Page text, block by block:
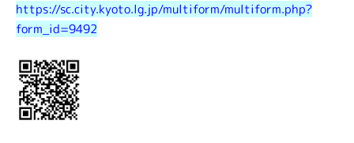
https://sc.city.kyoto.lg.jp/multiform/multiform.php?
form_id=9492